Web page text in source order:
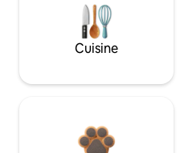
Cuisine